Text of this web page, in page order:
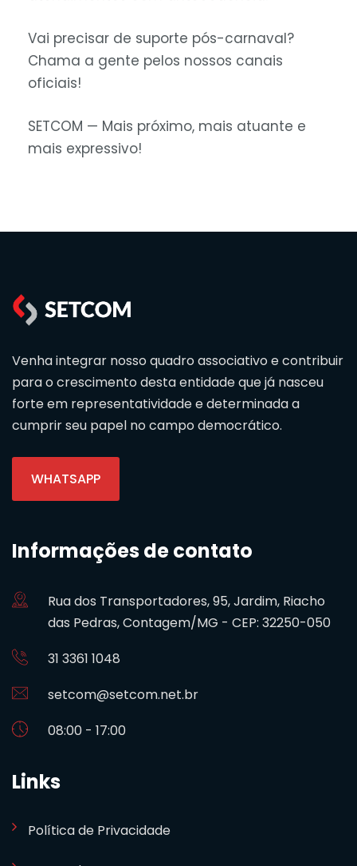
Vai precisar de suporte pós-carnaval?
Chama a gente pelos nossos canais
oficiais!
SETCOM — Mais próximo, mais atuante e
mais expressivo!
Venha integrar nosso quadro associativo e contribuir
para o crescimento desta entidade que já nasceu
forte em representatividade e determinada a
cumprir seu papel no campo democrático.
WHATSAPP
Informações de contato
Rua dos Transportadores, 95, Jardim, Riacho
das Pedras, Contagem/MG - CEP: 32250-050
31 3361 1048
setcom@setcom.net.br
08:00 - 17:00
Links
Política de Privacidade